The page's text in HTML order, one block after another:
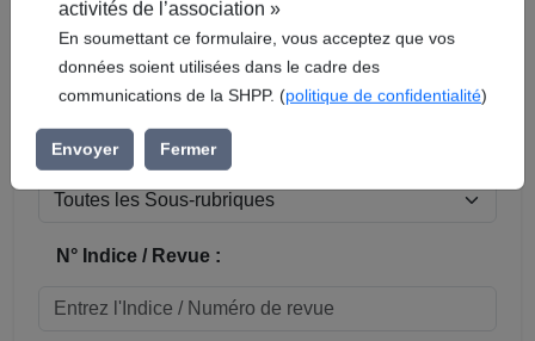
Réinitialiser
Sous-rubrique / Commune :
N° Indice / Revue :
activités de l’association »
En soumettant ce formulaire, vous acceptez que vos
données soient utilisées dans le cadre des
communications de la SHPP. (politique de confidentialité)
Envoyer Fermer